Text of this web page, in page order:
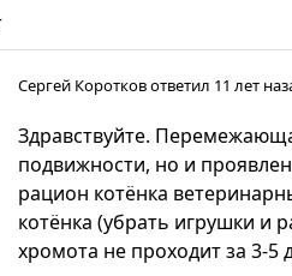
Сергей Коротковответил 11 лет
Здравствуйте.
подвижности, но и
рацион котёнка
котёнка (убрать игрушки и
хромота не проходит за 3-5